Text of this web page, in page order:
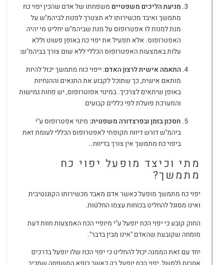
מניעת הליכים משפטיים משפחתו של אדם שהכין יפוי כח
מתמשך ואיבד מכשירותו לא תצטרך לפנות לביהמ"ש על
מנת למנות לו אפטרופוס על מנת שביהמ"ש יחליט מי יהיה
האפטרופוס. אלא תפעיל את יפוי כח באופן פשוט וללא
עלות באמצעות האפטרופוס הכללי ללא שום צורך בביהמ"ש:
התאמה אישית לרצון האדם: ייפוי כוח מתמשך יכול להיות
מותאם אישית, כך שתוכל לקבוע את התנאים וההנחיות
באופן שיתאים לצרכיך. במינוי אפוטרופוס, יש פחות גמישות
והמערכת פועלת לפי כללים קבועים
חסכון בזמן ובפרצדורה משפטית: מינוי אפטרופוס ע"י
ביהמ"ש דורש דיווח תקופתי לאפטרופוס הכללי לעומת זאת
ביפוי כח מתמשך אין צורך בדיווח..
מתי וכיצד מופעל יפוי כח
מתמשך?
יפוי כח מתמשך מופעל כאשר אדם מאבד מכשירותו הקוגנטיבית
ואינו מסוגל להחליט בכוחות עצמו החלטות.
החוק קובע כי יפוי הכח יופעל ע"י מיופיי הכח האמצעות חוות דעת
מומחה שקובעת שהאדם "אינו מבין בדבר".
יחד עם זאת הממנה יכול להחליט כי יפוי הכח שלו יופעל בדרכים